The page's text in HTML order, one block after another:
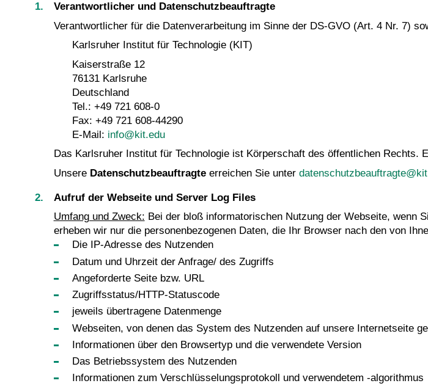
Verantwortlicher und Datenschutzbeauftragte
Verantwortlicher für die Datenverarbeitung im Sinne der DS-GVO (Art. 4 Nr. 7)
Karlsruher Institut für Technologie (KIT)
Kaiserstraße 12
76131 Karlsruhe
Deutschland
Tel.: +49 721 608-0
Fax: +49 721 608-44290
E-Mail: info@kit.edu
Das Karlsruher Institut für Technologie ist Körperschaft des öffentlichen Rechts.
Unsere Datenschutzbeauftragteerreichen Sie unter
Aufruf der Webseite und Server Log Files
Umfang und Zweck: Bei der bloß informatorischen Nutzung der Webseite, wenn
erheben wir nur die personenbezogenen Daten, die Ihr Browser nach den von
Die IP-Adresse des Nutzenden
Datum und Uhrzeit der Anfrage/ des Zugriffs
Angeforderte Seite bzw. URL
Zugriffsstatus/HTTP-Statuscode
jeweils übertragene Datenmenge
Webseiten, von denen das System des Nutzenden auf unsere Internetseite
Informationen über den Browsertyp und die verwendete Version
Das Betriebssystem des Nutzenden
Informationen zum Verschlüsselungsprotokoll und verwendetem -algorithmus